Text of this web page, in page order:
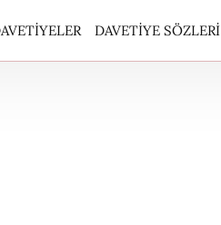
DAVETIYE SÖZLERI